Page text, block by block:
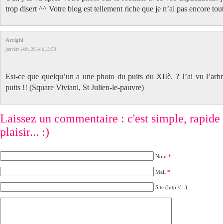
trop disert ^^ Votre blog est tellement riche que je n’ai pas encore
Arrighi
janvier 14th, 2014 à 13:59
Est-ce que quelqu’un a une photo du puits du XIIè. ? J’ai vu
puits !! (Square Viviani, St Julien-le-pauvre)
Laissez un commentaire : c'est simple,
plaisir... :)
Nom *
Mail *
Site (http://...)